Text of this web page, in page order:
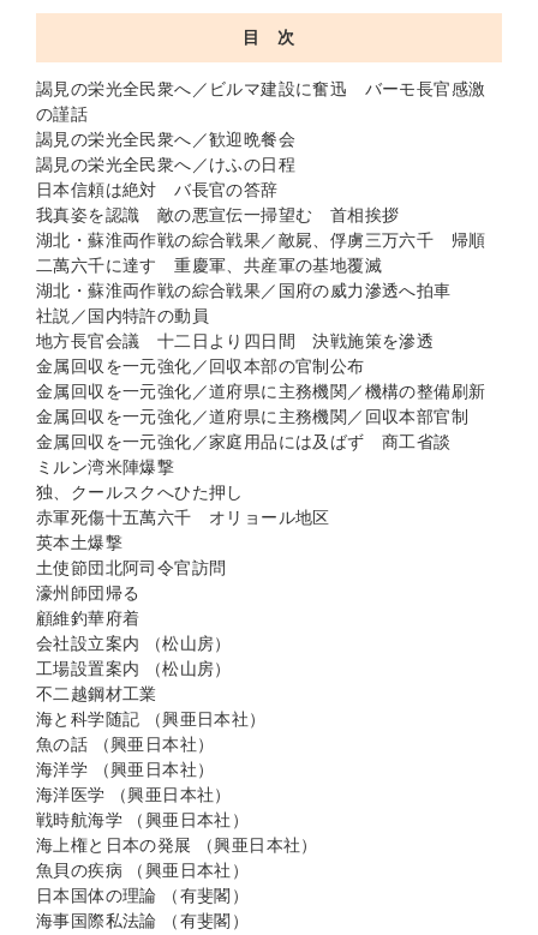
目 次
謁見の栄光全民衆へ／ビルマ建設に奮迅 バーモ長官感激
の謹話
謁見の栄光全民衆へ／歓迎晩餐会
謁見の栄光全民衆へ／けふの日程
日本信頼は絶対 バ長官の答辞
我真姿を認識 敵の悪宣伝一掃望む 首相挨拶
湖北・蘇淮両作戦の綜合戦果／敵屍、俘虜三万六千 帰順
二萬六千に達す 重慶軍、共産軍の基地覆滅
湖北・蘇淮両作戦の綜合戦果／国府の威力滲透へ拍車
社説／国内特許の動員
地方長官会議 十二日より四日間 決戦施策を滲透
金属回収を一元強化／回収本部の官制公布
金属回収を一元強化／道府県に主務機関／機構の整備刷新
金属回収を一元強化／道府県に主務機関／回収本部官制
金属回収を一元強化／家庭用品には及ばず 商工省談
ミルン湾米陣爆撃
独、クールスクへひた押し
赤軍死傷十五萬六千 オリョール地区
英本土爆撃
土使節団北阿司令官訪問
濠州師団帰る
顧維釣華府着
会社設立案内 （松山房）
工場設置案内 （松山房）
不二越鋼材工業
海と科学随記 （興亜日本社）
魚の話 （興亜日本社）
海洋学 （興亜日本社）
海洋医学 （興亜日本社）
戦時航海学 （興亜日本社）
海上権と日本の発展 （興亜日本社）
魚貝の疾病 （興亜日本社）
日本国体の理論 （有斐閣）
海事国際私法論 （有斐閣）